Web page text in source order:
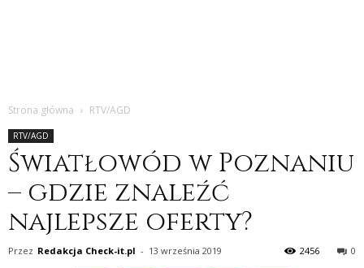
Strona główna RTV/AGD
RTV/AGD
Światłowód w Poznaniu
– gdzie znaleźć
najlepsze oferty?
Przez Redakcja Check-it.pl - 13 września 2019 0
2456